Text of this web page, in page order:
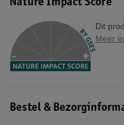
Nature Impact Score
Dit
Meer
Bestel &